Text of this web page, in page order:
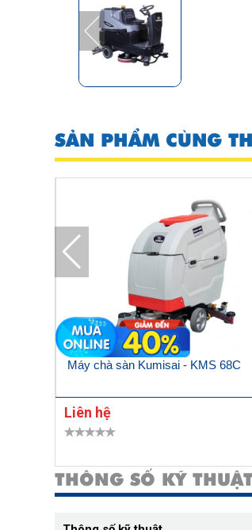
SẢN PHẨM CÙNG
Máy chà sàn Kumisai - KMS 68C
Liên hệ
THÔNG SỐ KỸ